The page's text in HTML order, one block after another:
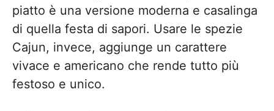
piatto è una versione moderna e casalinga
di quella festa di sapori. Usare le spezie
Cajun, invece, aggiunge un carattere
vivace e americano che rende tutto più
festoso e unico.